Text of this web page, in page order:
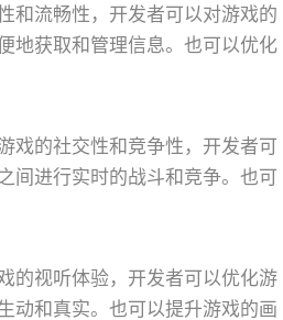
和流畅性，开发者可以对游戏的
地获取和管理信息。也可以优化
戏的社交性和竞争性，开发者可
间进行实时的战斗和竞争。也可
的视听体验，开发者可以优化游
动和真实。也可以提升游戏的画